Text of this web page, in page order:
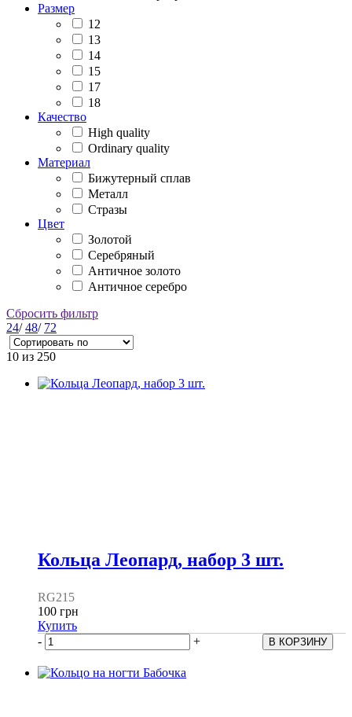
Размер
12
13
14
15
17
18
Качество
High quality
Ordinary quality
Материал
Бижутерный сплав
Металл
Стразы
Цвет
Золотой
Серебряный
Античное золото
Античное серебро
Сбросить фильтр
24/48/ 72
10 из 250
Кольца Леопард, набор 3 шт.
RG215
100 грн
Купить
-
+